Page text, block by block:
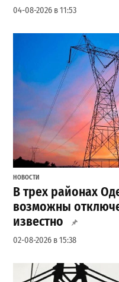
04-08-2026 в 11:53
НОВОСТИ
В трех районах
возможны
известно
02-08-2026 в 15:38